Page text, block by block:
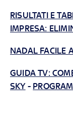
RISULTATI E
IMPRESA:
NADAL FACILE
GUIDA TV:
SKY-